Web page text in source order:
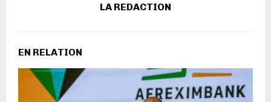
LA REDACTION
EN RELATION